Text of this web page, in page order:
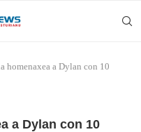
homenaxea a Dylan con 10
a Dylan con 10